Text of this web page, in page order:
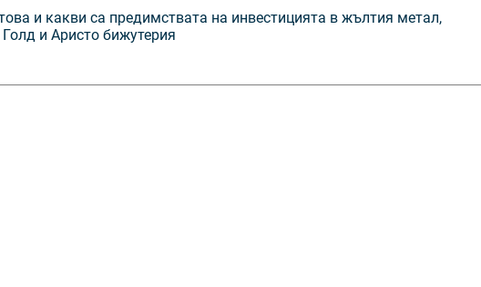
и какви са предимствата на инвестицията в жълтия метал,
и Аристо бижутерия